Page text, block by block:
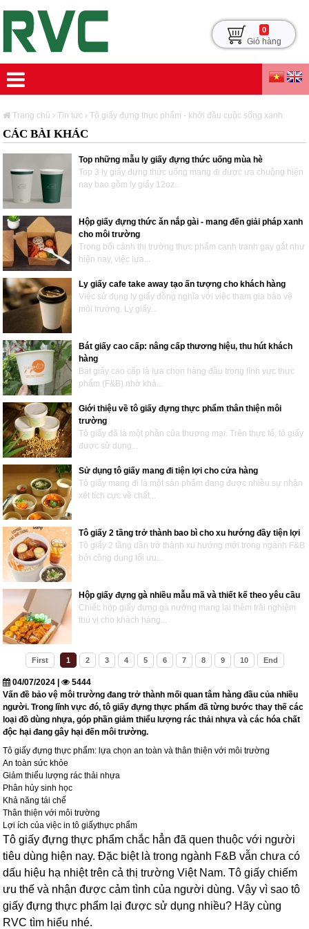
0
Giỏ hàng
Trang chủ Tin tức Tô giấy đựng thực phẩm - khởi đầu cuộc sống xanh
CÁC BÀI KHÁC
Top những mẫu ly giấy đựng thức uống mùa hè
Top 3 ly giấy đựng thức uống mang đi được ưa chuộng hiện
nay bao gồm ly giấy 12oz...
Hộp giấy đựng thức ăn nắp gài - mang đến giải pháp xanh
cho môi trường
Trong bối cảnh thị trường thực phẩm cạnh tranh gay gắt như
hiện nay, việc lựa...
Ly giấy cafe take away tạo ấn tượng cho khách hàng
Việc sử dụng ly giấy đồng nghĩa với việc tham gia bảo vệ
môi trường. Ly giấy...
Bát giấy cao cấp: nâng cấp thương hiệu, thu hút khách
hàng
Bát giấy cao cấp là lựa chọn hàng đầu trong lĩnh vực thực
phẩm (F&B) nhờ khả...
Giới thiệu về tô giấy đựng thực phẩm thân thiện môi
trường
Tô giấy đã là một phần của thương mại. Trên thực tế, tô giấy
được sử dụng...
Sử dụng tô giấy mang đi tiện lợi cho cửa hàng
Tô giấy mang đi là một sản phẩm đang được nhiều sự nhận
xét tích cực về chất...
Tô giấy 2 tầng trở thành bao bì cho xu hướng đầy tiện lợi
Tô giấy 2 tầng dần trở thành xu hướng mới trong ngành F&B
bởi công dụng tối ưu...
Hộp giấy đựng gà nhiều mẫu mã và thiết kế theo yêu cầu
Chiếc hộp giấy đựng gà nướng mang lại thêm trải nghiệm
thú vị cho khách hàng...
First 1 2 3 4 5 6 7 8 9 10 End
04/07/2024 |
5444
Vấn đề bảo vệ môi trường đang trở thành mối quan tâm hàng đầu của nhiều
người. Trong lĩnh vực đó, tô giấy đựng thực phẩm đã từng bước thay thế các
loại đồ dùng nhựa, góp phần giảm thiểu lượng rác thải nhựa và các hóa chất
độc hại đang gây hại đến môi trường.
Tô giấy đựng thực phẩm: lựa chọn an toàn và thân thiện với môi trường
An toàn sức khỏe
Giảm thiểu lượng rác thải nhựa
Phân hủy sinh học
Khả năng tái chế
Thân thiện với môi trường
Lợi ích của việc in tô giấythực phẩm
Tô giấy đựng thực phẩm chắc hẳn đã quen thuộc với người
tiêu dùng hiện nay. Đặc biệt là trong ngành F&B vẫn chưa có
dấu hiệu hạ nhiệt trên cả thị trường Việt Nam. Tô giấy chiếm
ưu thế và nhận được cảm tình của người dùng. Vậy vì sao tô
giấy đựng thực phẩm lại được sử dụng nhiều? Hãy cùng
RVC tìm hiểu nhé.